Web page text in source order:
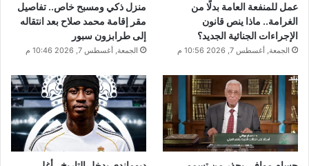
عمل للمنفعة العامة بدلًا من
الغرامة.. ماذا ينص قانون
الإجراءات الجنائية الجديد؟
الجمعة, أغسطس 7, 2026 10:56 م
منزل ذكي ومسبح خاص.. تفاصيل
مقر إقامة محمد صلاح بعد انتقاله
إلى طرابزون سبور
الجمعة, أغسطس 7, 2026 10:46 م